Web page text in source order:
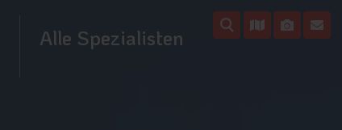
Alle Spezialisten